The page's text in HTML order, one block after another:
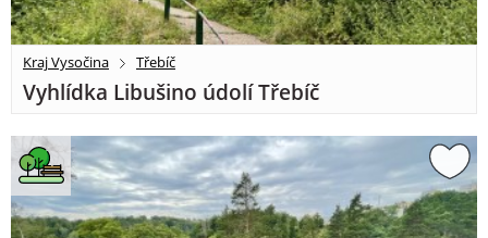
Kraj Vysočina Třebíč
Vyhlídka Libušino údolí Třebíč